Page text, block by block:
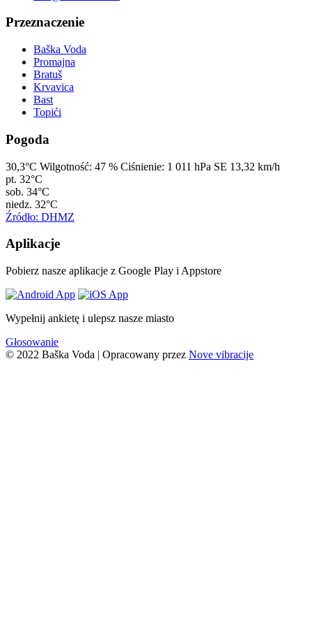
Przeznaczenie
Baška Voda
Promajna
Bratuš
Krvavica
Bast
Topići
Pogoda
30,3°C Wilgotność: 47 % Ciśnienie: 1 011 hPa SE 13,32 km/h
pt. 32°C
sob. 34°C
niedz. 32°C
Źródło: DHMZ
Aplikacje
Pobierz nasze aplikacje z Google Play i Appstore
Wypełnij ankietę i ulepsz nasze miasto
Głosowanie
© 2022 Baška Voda | Opracowany przez Nove vibracije